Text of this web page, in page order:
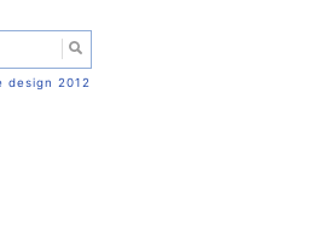
design 2012